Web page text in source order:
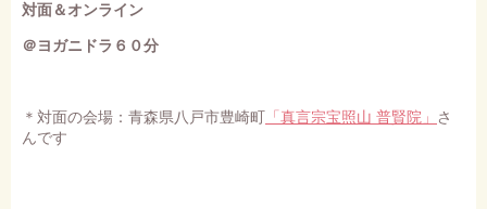
対面＆オンライン
＠ヨガニドラ６０分
＊対面の会場：青森県八戸市豊崎町 「真言宗宝照山 普賢院」
さ
んです